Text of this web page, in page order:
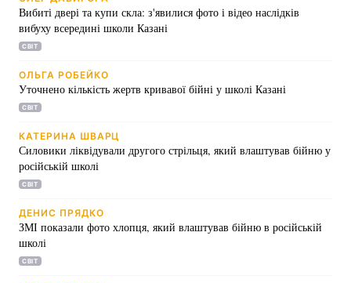
Вибиті двері та купи скла: з'явилися фото і відео наслідків
вибуху всередині школи Казані
СВІТ
ОЛЬГА РОБЕЙКО
Уточнено кількість жертв кривавої бійні у школі Казані
СВІТ
КАТЕРИНА ШВАРЦ
Силовики ліквідували другого стрільця, який влаштував бійню у
російській школі
СВІТ
ДЕНИС ПРЯДКО
ЗМІ показали фото хлопця, який влаштував бійню в російській
школі
СВІТ